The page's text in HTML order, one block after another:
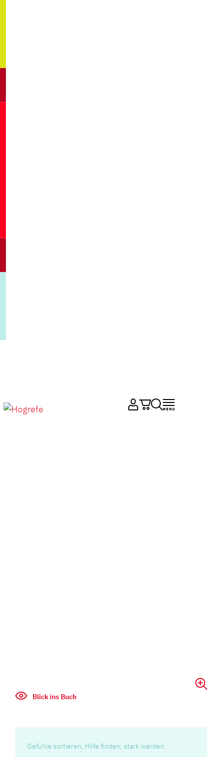
Blick ins Buch
Gefühle sortieren, Hilfe finden, stark werden.